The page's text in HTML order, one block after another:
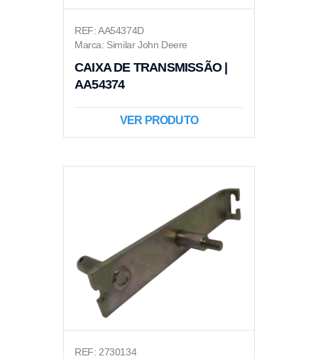
REF: AA54374D
Marca: Similar John Deere
CAIXA DE TRANSMISSÃO |
AA54374
VER PRODUTO
REF: 2730134